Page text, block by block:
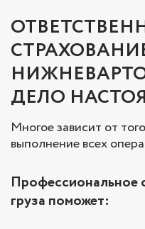
ДЕЛО
Многое зависит от
выполнение всех
Профессиональное
груза поможет: